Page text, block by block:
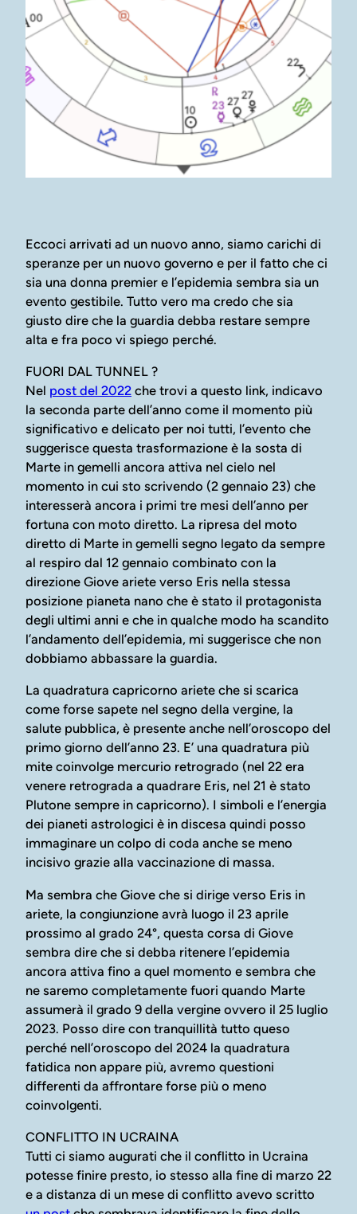
Eccoci arrivati ad un nuovo anno, siamo carichi di
speranze per un nuovo governo e per il fatto che ci
sia una donna premier e l’epidemia sembra sia un
evento gestibile. Tutto vero ma credo che sia
giusto dire che la guardia debba restare sempre
alta e fra poco vi spiego perché.
FUORI DAL TUNNEL ?
Nel post del 2022 che trovi a questo link, indicavo
la seconda parte dell’anno come il momento più
significativo e delicato per noi tutti, l’evento che
suggerisce questa trasformazione è la sosta di
Marte in gemelli ancora attiva nel cielo nel
momento in cui sto scrivendo (2 gennaio 23) che
interesserà ancora i primi tre mesi dell’anno per
fortuna con moto diretto. La ripresa del moto
diretto di Marte in gemelli segno legato da sempre
al respiro dal 12 gennaio combinato con la
direzione Giove ariete verso Eris nella stessa
posizione pianeta nano che è stato il protagonista
degli ultimi anni e che in qualche modo ha scandito
l’andamento dell’epidemia, mi suggerisce che non
dobbiamo abbassare la guardia.
La quadratura capricorno ariete che si scarica
come forse sapete nel segno della vergine, la
salute pubblica, è presente anche nell’oroscopo del
primo giorno dell’anno 23. E’ una quadratura più
mite coinvolge mercurio retrogrado (nel 22 era
venere retrograda a quadrare Eris, nel 21 è stato
Plutone sempre in capricorno). I simboli e l’energia
dei pianeti astrologici è in discesa quindi posso
immaginare un colpo di coda anche se meno
incisivo grazie alla vaccinazione di massa.
Ma sembra che Giove che si dirige verso Eris in
ariete, la congiunzione avrà luogo il 23 aprile
prossimo al grado 24°, questa corsa di Giove
sembra dire che si debba ritenere l’epidemia
ancora attiva fino a quel momento e sembra che
ne saremo completamente fuori quando Marte
assumerà il grado 9 della vergine ovvero il 25 luglio
2023. Posso dire con tranquillità tutto queso
perché nell’oroscopo del 2024 la quadratura
fatidica non appare più, avremo questioni
differenti da affrontare forse più o meno
coinvolgenti.
CONFLITTO IN UCRAINA
Tutti ci siamo augurati che il conflitto in Ucraina
potesse finire presto, io stesso alla fine di marzo 22
e a distanza di un mese di conflitto avevo scritto